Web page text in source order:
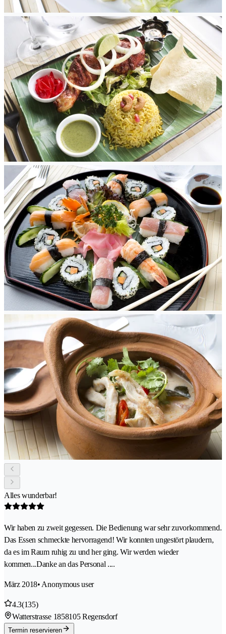
Alles wunderbar!
Wir haben zu zweit gegessen. Die Bedienung war sehr zuvorkommend.
Das Essen schmeckte hervorragend! Wir konnten ungestört plaudern,
da es im Raum ruhig zu und her ging. Wir werden wieder
kommen...Danke an das Personal ....
März 2018• Anonymous user
4.3(135)
Watterstrasse 1858105 Regensdorf
Termin reservieren